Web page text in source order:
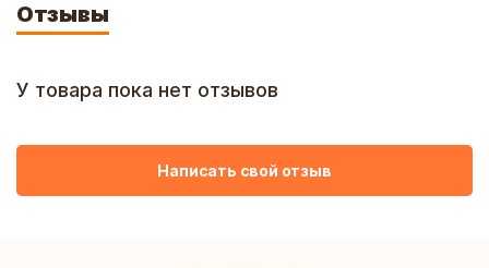
Отзывы
У товара пока нет отзывов
Написать свой отзыв